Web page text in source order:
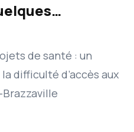
de santé : un
difficulté d’accès aux